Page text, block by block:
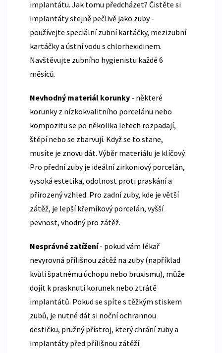
implantátu. Jak tomu předcházet? Čistěte si
implantáty stejně pečlivě jako zuby -
používejte speciální zubní kartáčky, mezizubní
kartáčky a ústní vodu s chlorhexidinem.
Navštěvujte zubního hygienistu každé 6
měsíců.
Nevhodný materiál korunky - některé
korunky z nízkokvalitního porcelánu nebo
kompozitu se po několika letech rozpadají,
štěpí nebo se zbarvují. Když se to stane,
musíte je znovu dát. Výběr materiálu je klíčový.
Pro přední zuby je ideálnízirkoniový porcelán,
vysoká estetika, odolnost proti praskání a
přirozený vzhled. Pro zadní zuby, kde je větší
zátěž, je lepšíkřemíkový porcelán, vyšší
pevnost, vhodný pro zátěž.
Nesprávné zatížení- pokud vám lékař
nevyrovná přílišnou zátěž na zuby (například
kvůli špatnému úchopu nebo bruxismu), může
dojít k prasknutí korunek nebo ztrátě
implantátů. Pokud se spíte s těžkým stiskem
zubů, je nutné dát si noční ochrannou
destičku, pružný přístroj, který chrání zuby a
implantáty před přílišnou zátěží.